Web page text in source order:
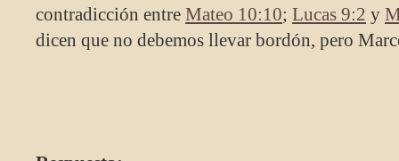
contradicción entre Mateo 10:10; Lucas 9:2 y
dicen que no debemos llevar bordón, pero